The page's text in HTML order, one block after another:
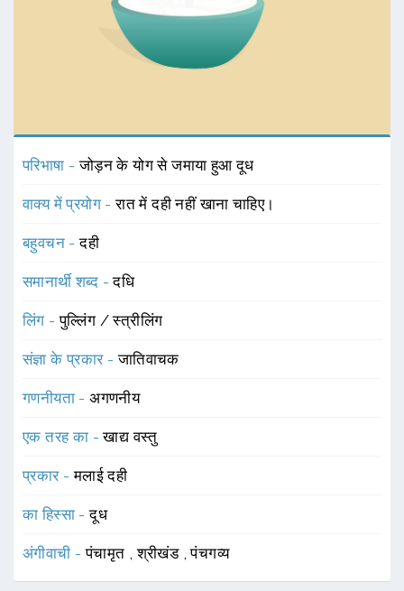
परिभाषा -जोड़न के योग से जमाया हुआ दूध
वाक्य में प्रयोग -रात में दही नहीं खाना चाहिए।
बहुवचन -दही
समानार्थी शब्द -दधि
लिंग -पुल्लिंग / स्त्रीलिंग
संज्ञा के प्रकार -जातिवाचक
गणनीयता -अगणनीय
एक तरह का -खाद्य वस्तु
प्रकार -मलाई दही
का हिस्सा -दूध
अंगीवाची -पंचामृत ,श्रीखंड ,पंचगव्य